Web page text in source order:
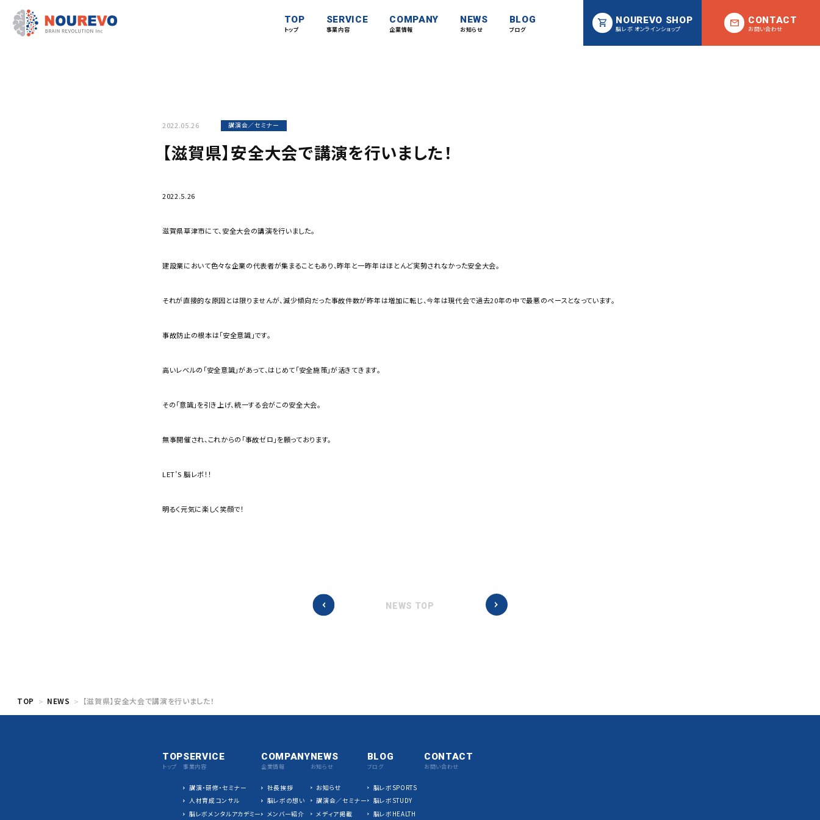
TOP
トップ
SERVICE
事業内容
COMPANY
企業情報
NEWS
お知らせ
BLOG
ブログ
NOUREVO SHOP
脳レボ オンラインショップ
CONTACT
お問い合わせ
2022.05.26 講演会／セミナー
【滋賀県】安全大会で講演を行いました！
2022.5.26
滋賀県草津市にて、安全大会の講演を行いました。
建設業において色々な企業の代表者が集まることもあり、昨年と一昨年はほとんど実勢されなかった安全大会。
それが直接的な原因とは限りませんが、減少傾向だった事故件数が昨年は増加に転じ、今年は現代会で過去20年の中で最悪のペースとなっています。
事故防止の根本は「安全意識」です。
高いレベルの「安全意識」があって、はじめて「安全施策」が活きてきます。
その「意識」を引き上げ、統一する会がこの安全大会。
無事開催され、これからの「事故ゼロ」を願っております。
LET’S 脳レボ！！
明るく元気に楽しく笑顔で！
NEWS TOP
TOP NEWS 【滋賀県】安全大会で講演を行いました！
TOP
トップ
SERVICE
事業内容
講演・研修・セミナー
人材育成コンサル
脳レボメンタルアカデミー
COMPANY
企業情報
社長挨拶
脳レボの想い
メンバー紹介
NEWS
お知らせ
お知らせ
講演会／セミナー
メディア掲載
BLOG
ブログ
脳レボSPORTS
脳レボSTUDY
脳レボHEALTH
CONTACT
お問い合わせ